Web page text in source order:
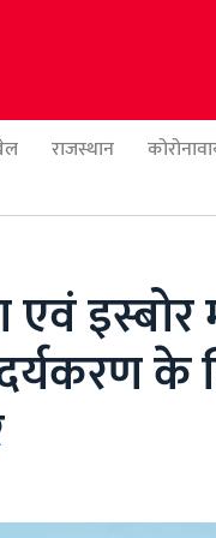
राजस्थान
एवं
के